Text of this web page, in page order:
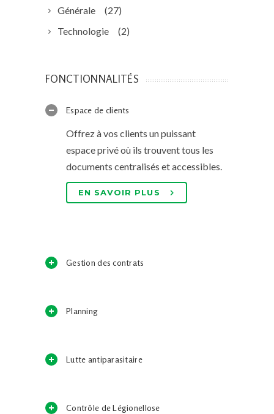
Générale
(27)
Technologie
(2)
FONCTIONNALITÉS
Espace de clients
Offrez à vos clients un puissant
espace privé où ils trouvent tous les
documents centralisés et accessibles.
EN SAVOIR PLUS
Gestion des contrats
Planning
Lutte antiparasitaire
Contrôle de Légionellose